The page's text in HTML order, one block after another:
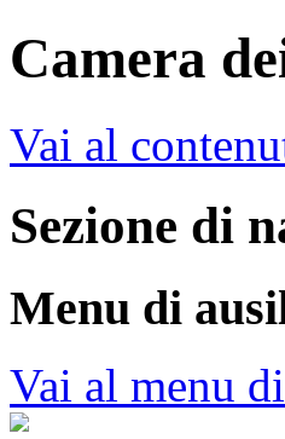
Camera
Vai al
Sezione di
Menu di
Vai al menu